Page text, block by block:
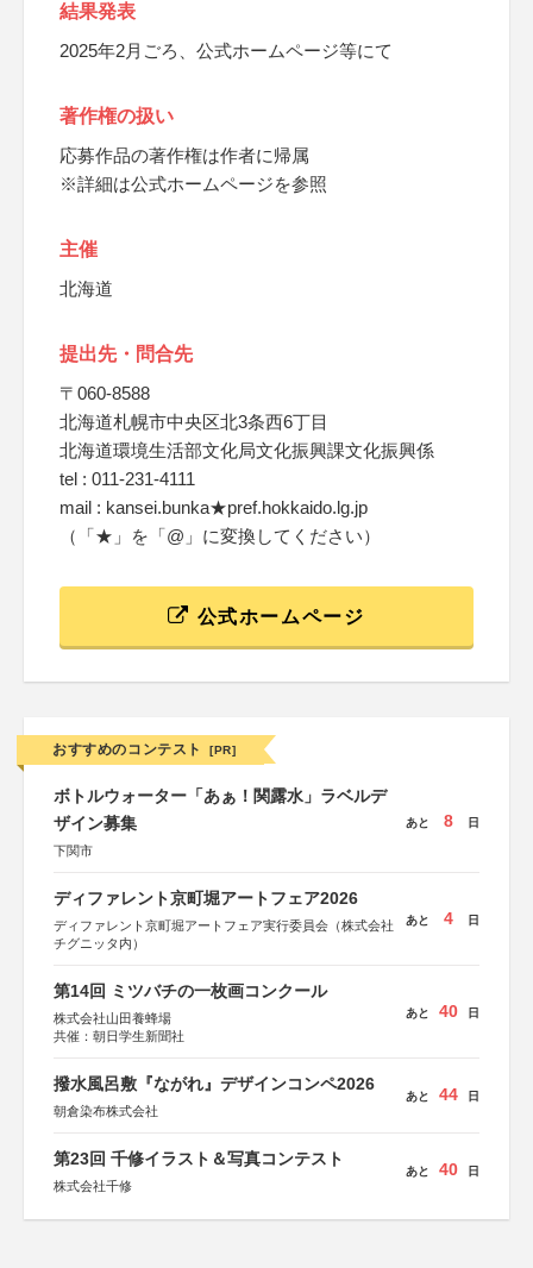
結果発表
2025年2月ごろ、公式ホームページ等にて
著作権の扱い
応募作品の著作権は作者に帰属
※詳細は公式ホームページを参照
主催
北海道
提出先・問合先
〒060-8588
北海道札幌市中央区北3条西6丁目
北海道環境生活部文化局文化振興課文化振興係
tel : 011-231-4111
mail : kansei.bunka★pref.hokkaido.lg.jp
（「★」を「@」に変換してください）
公式ホームページ
おすすめのコンテスト [PR]
ボトルウォーター「あぁ！関露水」ラベルデ
ザイン募集
下関市
あと 8 日
ディファレント京町堀アートフェア2026
ディファレント京町堀アートフェア実行委員会（株式会社
チグニッタ内）
あと 4 日
第14回 ミツバチの一枚画コンクール
株式会社山田養蜂場
共催：朝日学生新聞社
あと 40 日
撥水風呂敷『ながれ』デザインコンペ2026
朝倉染布株式会社
あと 44 日
第23回 千修イラスト＆写真コンテスト
株式会社千修
あと 40 日